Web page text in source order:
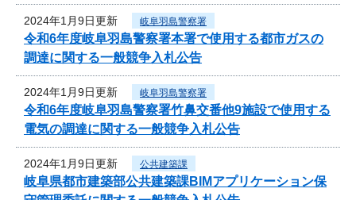
2024年1月9日更新 岐阜羽島警察署
令和6年度岐阜羽島警察署本署で使用する都市ガスの
調達に関する一般競争入札公告
2024年1月9日更新 岐阜羽島警察署
令和6年度岐阜羽島警察署竹鼻交番他9施設で使用する
電気の調達に関する一般競争入札公告
2024年1月9日更新 公共建築課
岐阜県都市建築部公共建築課BIMアプリケーション保